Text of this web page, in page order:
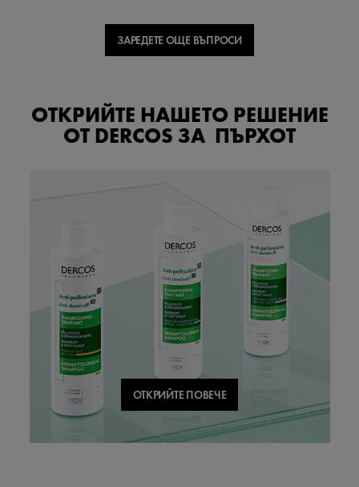
ЗАРЕДЕТЕ ОЩЕ ВЪПРОСИ
ОТКРИЙТЕ НАШЕТО РЕШЕНИЕ
ОТ DERCOS ЗА ПЪРХОТ
ОТКРИЙТЕ ПОВЕЧЕ